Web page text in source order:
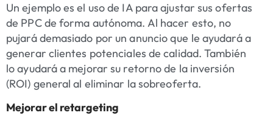
Un ejemplo es el uso de IA para ajustar sus ofertas
de PPC de forma autónoma. Al hacer esto, no
pujará demasiado por un anuncio que le ayudará a
generar clientes potenciales de calidad. También
lo ayudará a mejorar su retorno de la inversión
(ROI) general al eliminar la sobreoferta.
Mejorar el retargeting